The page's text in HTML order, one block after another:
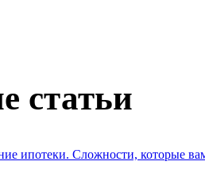
статьи
ипотеки. Сложности, которые